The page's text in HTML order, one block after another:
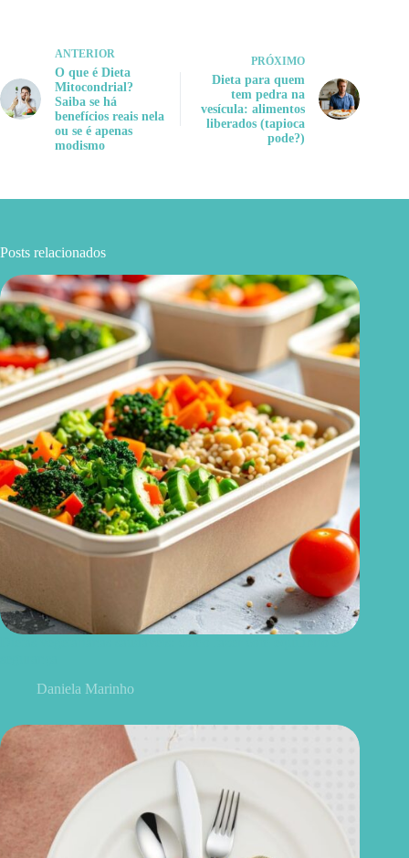
ANTERIOR
O que é Dieta
Mitocondrial?
Saiba se há
benefícios reais nela
ou se é apenas
modismo
PRÓXIMO
Dieta para quem
tem pedra na
vesícula: alimentos
liberados (tapioca
pode?)
Posts relacionados
Daniela Marinho